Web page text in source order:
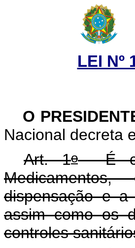
LEI Nº
O
Nacional decreta
Art. 1oÉ
dispensação e a
assim como os
controles